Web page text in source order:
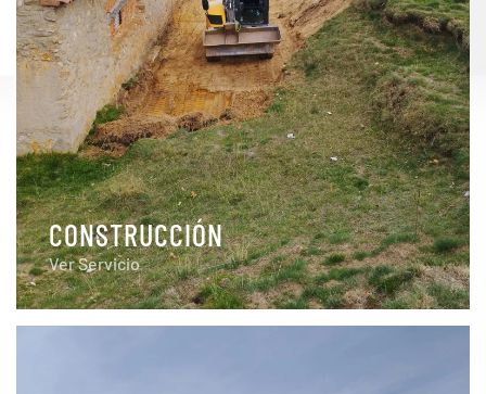
CONSTRUCCIÓN
Ver Servicio